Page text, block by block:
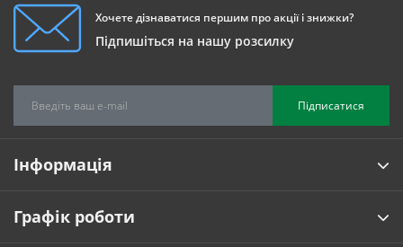
Хочете дізнаватися першим про акції і знижки?
Підпишіться на нашу розсилку
Підписатися
Інформація
Графік роботи